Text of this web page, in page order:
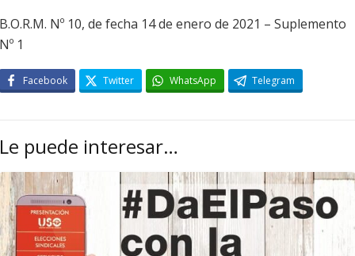
B.O.R.M. Nº 10, de fecha 14 de enero de 2021 – Suplemento
Nº 1
Facebook Twitter WhatsApp Telegram
Le puede interesar…